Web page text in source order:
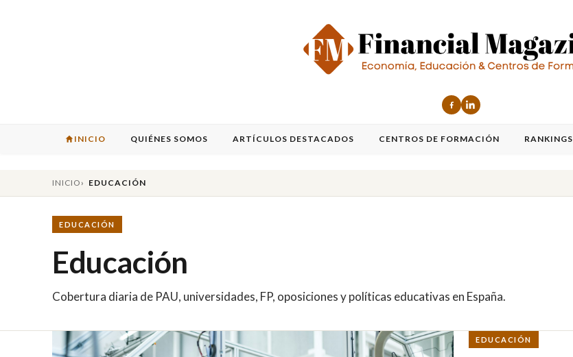
INICIO QUIÉNES SOMOS ARTÍCULOS DESTACADOS CENTROS DE FORMACIÓN RANKINGS
INICIO EDUCACIÓN
EDUCACIÓN
Educación
Cobertura diaria de PAU, universidades, FP, oposiciones y políticas educativas en España.
EDUCACIÓN